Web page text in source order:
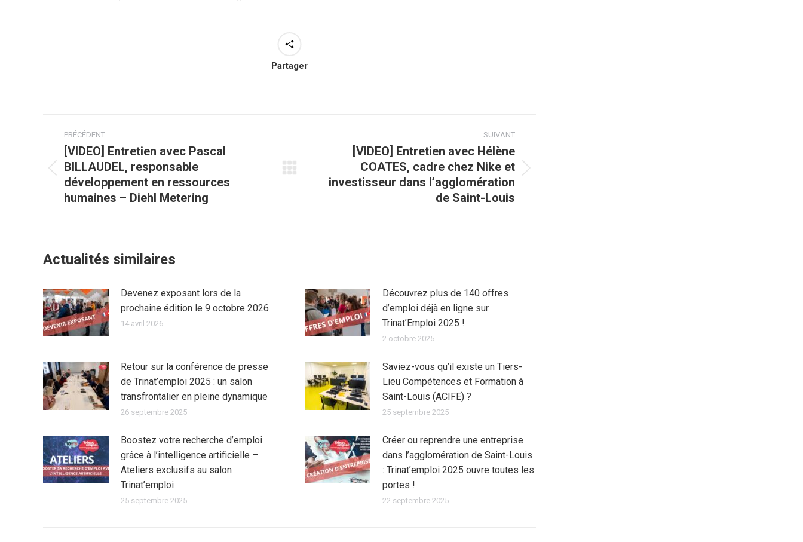
Partager
Navigation
article
PRÉCÉDENT
Article
précédent
:
[VIDEO] Entretien avec Pascal
BILLAUDEL, responsable
développement en ressources
humaines – Diehl Metering
SUIVANT
suivant
[VIDEO] Entretien avec Hélène
COATES, cadre chez Nike et
investisseur dans l’agglomération
de Saint-Louis
Actualités similaires
Devenez exposant lors de la
prochaine édition le 9 octobre 2026
14 avril 2026
Découvrez plus de 140 offres
d’emploi déjà en ligne sur
Trinat’Emploi 2025 !
2 octobre 2025
Retour sur la conférence de presse
de Trinat’emploi 2025 : un salon
transfrontalier en pleine dynamique
26 septembre 2025
Saviez-vous qu’il existe un Tiers-
Lieu Compétences et Formation à
Saint-Louis (ACIFE) ?
25 septembre 2025
Boostez votre recherche d’emploi
grâce à l’intelligence artificielle –
Ateliers exclusifs au salon
Trinat’emploi
25 septembre 2025
Créer ou reprendre une entreprise
dans l’agglomération de Saint-Louis
: Trinat’emploi 2025 ouvre toutes les
portes !
22 septembre 2025